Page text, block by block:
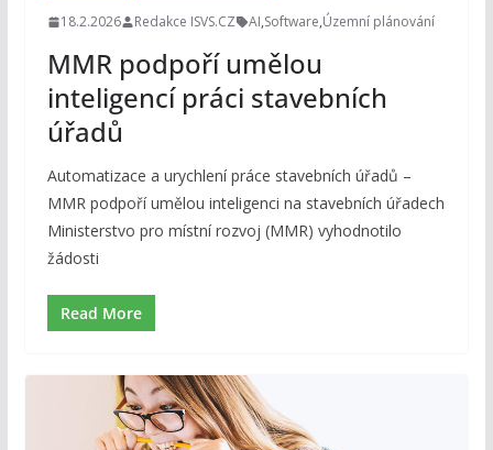
18.2.2026 Redakce ISVS.CZ AI,Software,Územní plánování
MMR podpoří umělou
inteligencí práci stavebních
úřadů
Automatizace a urychlení práce stavebních úřadů –
MMR podpoří umělou inteligenci na stavebních úřadech
Ministerstvo pro místní rozvoj (MMR) vyhodnotilo
žádosti
Read More